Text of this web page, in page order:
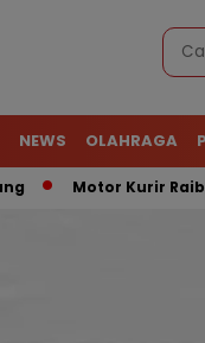
NEWS OLAHRAGA
Motor Kurir Raib